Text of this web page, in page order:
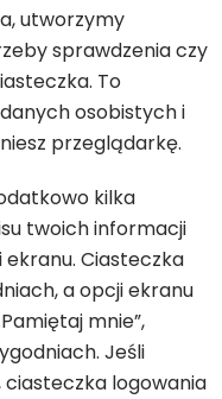
utworzymy
sprawdzenia czy
To
osobistych i
przeglądarkę.
kilka
twoich informacji
Ciasteczka
a opcji ekranu
mnie”,
Jeśli
ciasteczka logowania